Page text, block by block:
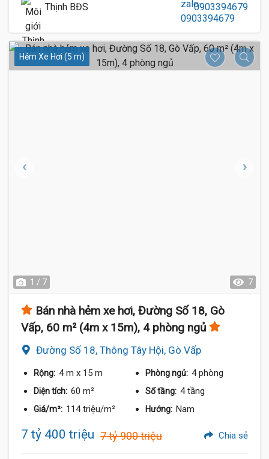
Thịnh BĐS 0903394679
Hẻm Xe Hơi (5 m)
1 / 7 7
Bán nhà hẻm xe hơi, Đường Số 18, Gò
Vấp, 60 m² (4m x 15m), 4 phòng ngủ
Đường Số 18, Thông Tây Hội, Gò Vấp
Rộng: 4 m x 15 m Phòng ngủ: 4 phòng
Diện tích: 60 m² Số tầng: 4 tầng
Giá/m²: 114 triệu/m² Hướng: Nam
7 tỷ 400 triệu 7 tỷ 900 triệu Chia sẻ